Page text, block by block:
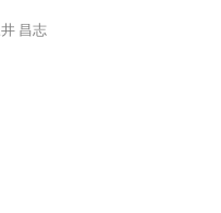
昌志